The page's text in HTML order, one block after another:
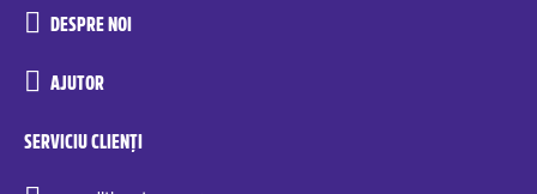
DESPRE NOI
AJUTOR
SERVICIU CLIENȚI